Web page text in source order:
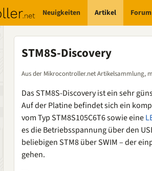
Neuigkeiten Artikel Forum
STM8S-Discovery
Aus der Mikrocontroller.net Artikelsammlung,
Das STM8S-Discovery ist ein sehr
Auf der Platine befindet sich ein
vom Typ STM8S105C6T6 sowie eine
es die Betriebsspannung über den
beliebigen STM8 über SWIM – der
gehen.